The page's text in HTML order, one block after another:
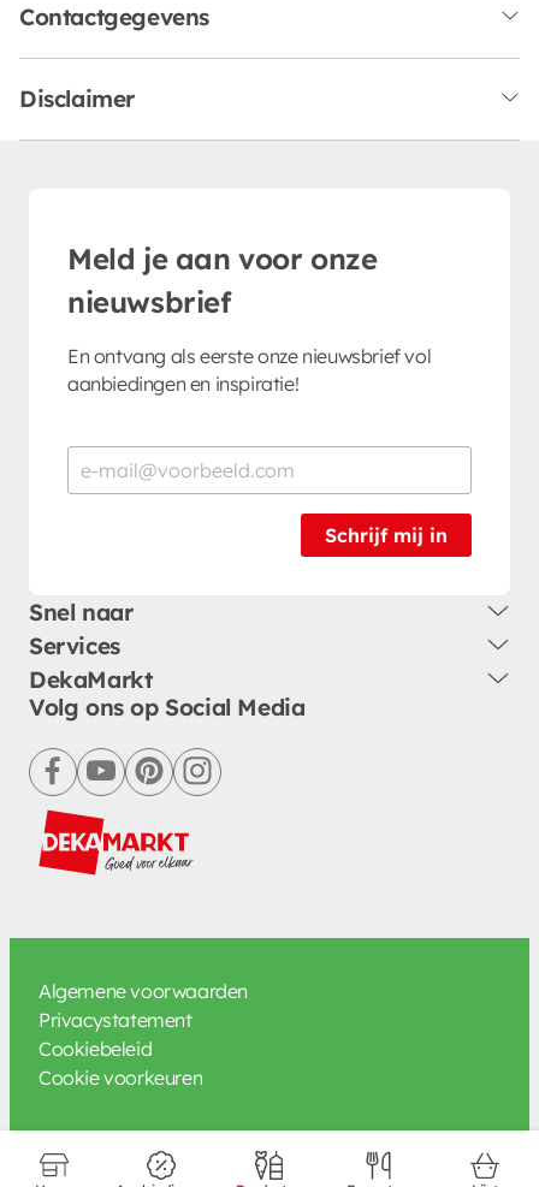
Contactgegevens
Disclaimer
Meld je aan voor onze
nieuwsbrief
En ontvang als eerste onze nieuwsbrief vol
aanbiedingen en inspiratie!
Schrijf mij in
Snel naar
Services
DekaMarkt
Volg ons op Social Media
facebookyoutubepinterestinstagram
Algemene voorwaarden
Privacystatement
Cookiebeleid
Cookie voorkeuren